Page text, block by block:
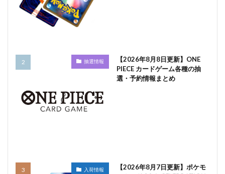
抽選情報
【2026年8月8日更新】ONE
PIECE カードゲーム各種の抽
選・予約情報まとめ
入荷情報
【2026年8月7日更新】ポケモ